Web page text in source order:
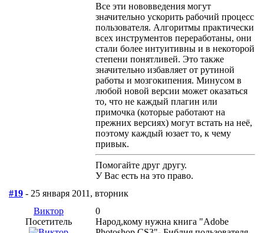
Все эти нововведения могут
значительно ускорить рабочий процесс
пользователя. Алгоритмы практически
всех инструментов переработаны, они
стали более интуитивны и в некоторой
степени понятливей. Это также
значительно избавляет от рутиной
работы и мозгокипения. Минусом в
любой новой версии может оказаться
то, что не каждый плагин или
примочка (которые работают на
прежних версиях) могут встать на неё,
поэтому каждый юзает то, к чему
привык.
Помогайте друг другу.
У Вас есть на это право.
#19 - 25 января 2011, вторник
Виктор
Посетитель
0
Народ,кому нужна книга "Adobe